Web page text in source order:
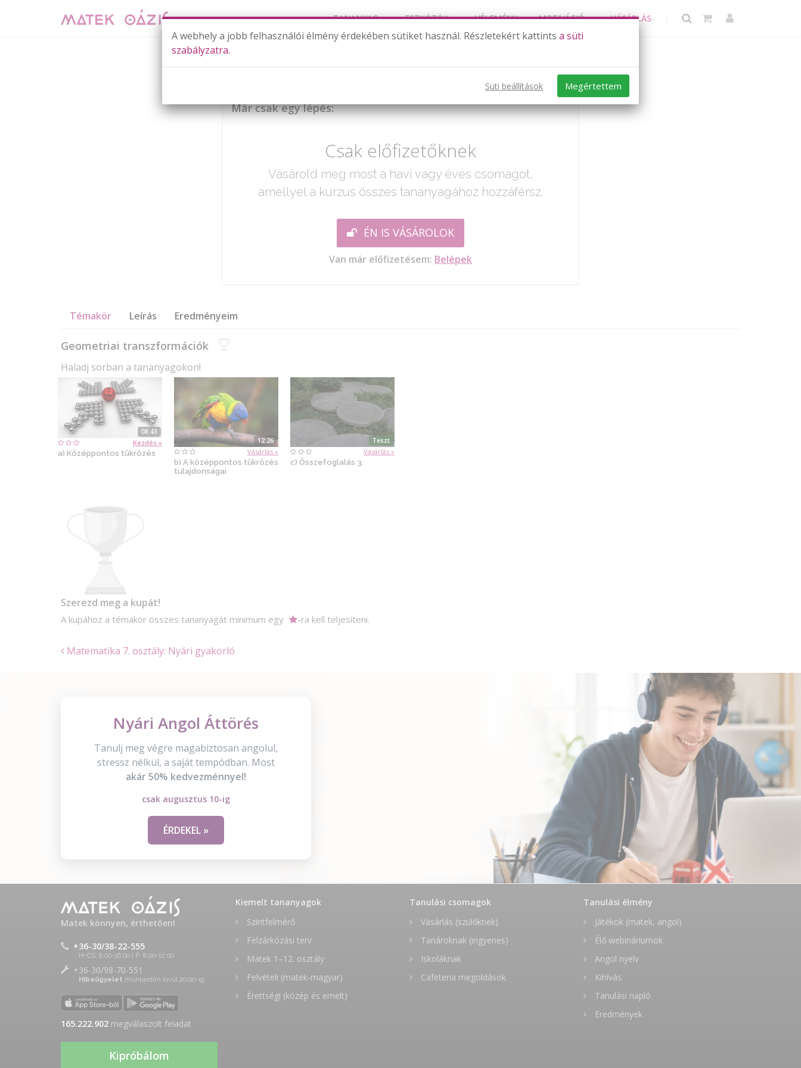
TANANYAG ESZKÖZÖK VÉLEMÉNY MOTIVÁCIÓ VÁSÁRLÁS
Már csak egy lépés:
Csak előfizetőknek
Vásárold meg most a havi vagy éves csomagot,
amellyel a kurzus összes tananyagához hozzáférsz.
ÉN IS VÁSÁROLOK
Van már előfizetésem: Belépek
Témakör Leírás Eredményeim
Geometriai transzformációk
Haladj sorban a tananyagokon!
08:43
Kezdés »
a) Középpontos tükrözés
12:26
Vásárlás »
b) A középpontos tükrözés
tulajdonságai
Teszt
Vásárlás »
c) Összefoglalás 3.
Szerezd meg a kupát!
A kupához a témakör összes tananyagát minimum egy -ra kell teljesíteni.
Matematika 7. osztály: Nyári gyakorló
Nyári Angol Áttörés
Tanulj meg végre magabiztosan angolul,
stressz nélkül, a saját tempódban. Most
akár 50% kedvezménnyel!
csak augusztus 10-ig
ÉRDEKEL »
Matek könnyen, érthetően!
+36-30/38-22-555
H-CS: 8:00-16:00 | P: 8:00-12:00
+36-30/98-70-551
Hibaügyelet munkaidőn kívül 20:00-ig
165.222.902 megválaszolt feladat
Kipróbálom
Kiemelt tananyagok
Szintfelmérő
Felzárkózási terv
Matek 1–12. osztály
Felvételi (matek-magyar)
Érettségi (közép és emelt)
Tanulási csomagok
Vásárlás (szülőknek)
Tanároknak (ingyenes)
Iskoláknak
Cafeteria megoldások
Tanulási élmény
Játékok (matek, angol)
Élő webináriumok
Angol nyelv
Kihívás
Tanulási napló
Eredmények
A webhely a jobb felhasználói élmény érdekében sütiket használ. Részletekért kattints a süti
szabályzatra.
Süti beállítások Megértettem